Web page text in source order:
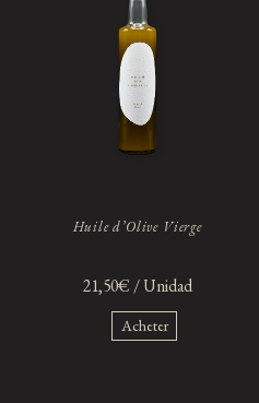
Huile d’Olive Vierge
21,50€ / Unidad
Acheter